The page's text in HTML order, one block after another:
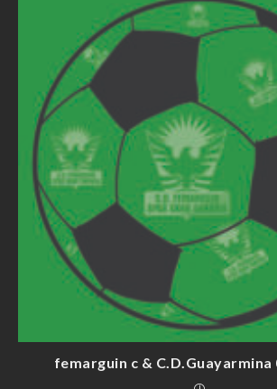
femarguin c & C.D.Guayarmina